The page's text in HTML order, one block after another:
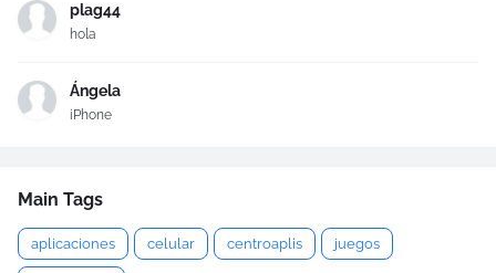
plag44
hola
Ángela
iPhone
Main Tags
aplicaciones celular centroaplis juegos